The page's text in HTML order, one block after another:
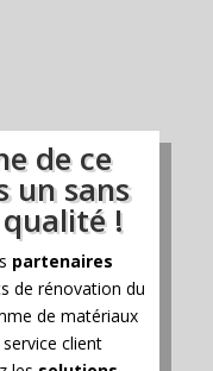
de ce
un sans
!
partenaires
de rénovation du
de matériaux
client